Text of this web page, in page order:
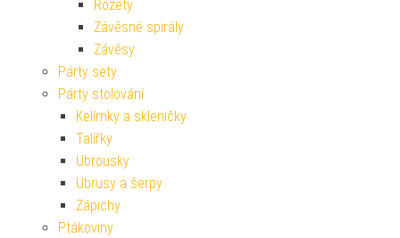
Rozety
Závěsné spirály
Závěsy
Párty sety
Párty stolování
Kelímky a skleničky
Talířky
Ubrousky
Ubrusy a šerpy
Zápichy
Ptákoviny